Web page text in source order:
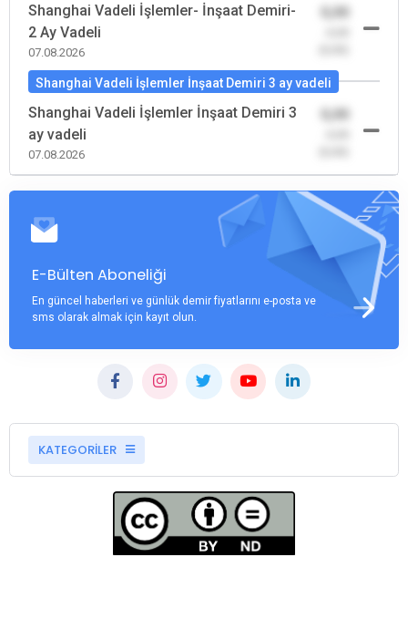
Shanghai Vadeli İşlemler- İnşaat Demiri-
2 Ay Vadeli
07.08.2026
0,00
Shanghai Vadeli İşlemler İnşaat Demiri 3 ay vadeli
Shanghai Vadeli İşlemler İnşaat Demiri 3
ay vadeli
07.08.2026
0,00
E-Bülten Aboneliği
En güncel haberleri ve günlük demir fiyatlarını e-posta ve
sms olarak almak için kayıt olun.
KATEGORİLER